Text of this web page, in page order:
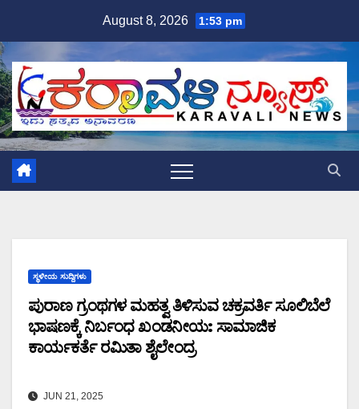
content
August 8, 2026 1:53 pm
ಸ್ಥಳೀಯ ಸುದ್ದಿಗಳು
ಪುರಾಣ ಗ್ರಂಥಗಳ ಮಹತ್ವ ತಿಳಿಸುವ ಚಕ್ರವರ್ತಿ ಸೂಲಿಬೆಲೆ
ಭಾಷಣಕ್ಕೆ ನಿರ್ಬಂಧ ಖಂಡನೀಯ: ಸಾಮಾಜಿಕ
ಕಾರ್ಯಕರ್ತೆ ರಮಿತಾ ಶೈಲೇಂದ್ರ
JUN 21, 2025